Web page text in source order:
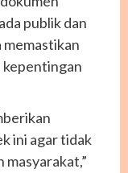
publik dan
kepentingan
ini agar tidak
masyarakat,”